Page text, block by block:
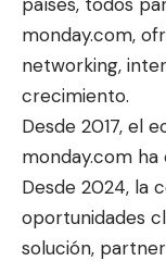
monday.com,
networking,
crecimiento. ​
Desde 2017, el
monday.com
Desde 2024, la
oportunidades
solución,